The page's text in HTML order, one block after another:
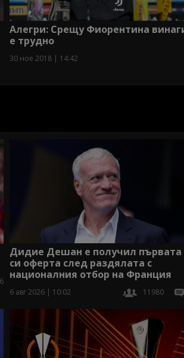
Алегри: Срещу Фиорентина
е трудно
30 ное 2018 | 14:42
Дидие Дешан е получил първата
си оферта след раздялата с
националния отбор на Франция
6 авг 2026 | 10:02 11980